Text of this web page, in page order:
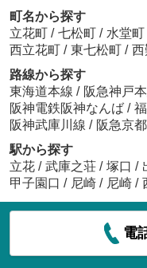
町名から探す
立花町 / 七松町 / 水堂町
西立花町 / 東七松町 / 西
路線から探す
東海道本線 / 阪急神戸
阪神電鉄阪神なんば /
阪神武庫川線 / 阪急京
駅から探す
立花 / 武庫之荘 / 塚口 /
甲子園口 / 尼崎 / 尼崎 /
電